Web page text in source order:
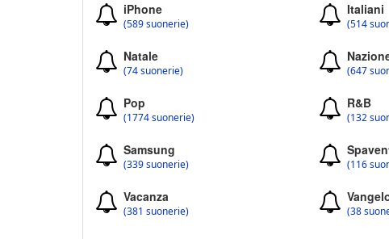
iPhone
(589 suonerie)
Italiani
(514
Natale
(74 suonerie) (647
Pop
(1774 suonerie)
R&B
(132
Samsung
(339 suonerie) (116
Vacanza
(381 suonerie) (38